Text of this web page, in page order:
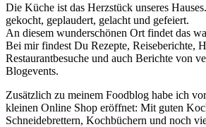
Die Küche ist das Herzstück unseres
gekocht, geplaudert, gelacht und gefeiert.
An diesem wunderschönen Ort findet das
Bei mir findest Du Rezepte, Reiseberichte,
Restaurantbesuche und auch Berichte von
Blogevents.
Zusätzlich zu meinem Foodblog habe ich
kleinen Online Shop eröffnet: Mit guten
Schneidebrettern, Kochbüchern und noch